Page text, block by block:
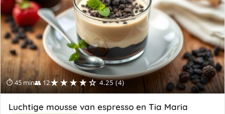
⏱ 45 min👥 12★★★★☆ 4.25 (4)
Luchtige mousse van espresso en Tia Maria